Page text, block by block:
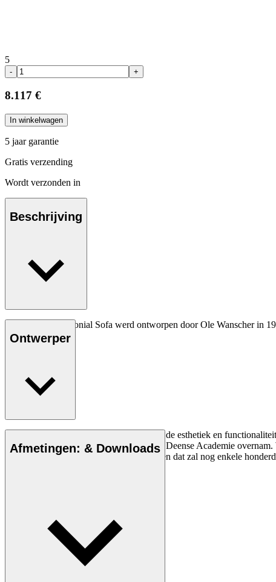
5
- +
8.117 €
In winkelwagen
5 jaar garantie
Gratis verzending
Wordt verzonden in
Beschrijving
De OW149-2 Colonial Sofa werd ontworpen door Ole Wanscher in
lanceerden.
Ontwerper
Ole Wanscher was van vitaal belang voor de esthetiek en
hij Klints professoraat aan de Koninklijke Deense Academie
Wanscher stoel is elke dag een belevenis en dat zal nog enkele
Afmetingen: & Downloads